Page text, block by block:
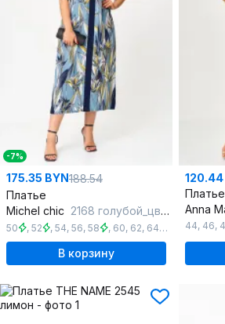
-7%
175.35 BYN188.54
Платье
Michel chic 2168 голубой_цветы
50 , 52 , 54, 56, 58 , 60, 62, 64
В корзину
120.44
Платье
Anna
44, 46,